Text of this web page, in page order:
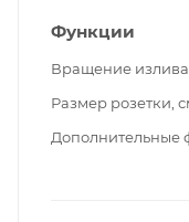
Функции
Вращение излива
Размер розетки,
Дополнительные